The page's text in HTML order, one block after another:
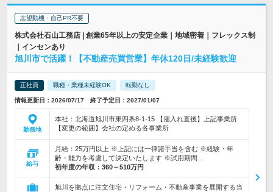
志望動機・自己PR不要
株式会社石山工務店 | 創業65年以上の安定企業｜地域密着｜フレックス制
｜インセンあり
旭川市で活躍！【不動産売買営業】年休120日/未経験歓迎
正社員 職種・業種未経験OK 転勤なし
情報更新日：2026/07/17 終了予定日：2027/01/07
勤務地
本社：北海道旭川市東四条8-1-15 【雇入れ直後】上記事業所
【変更の範囲】会社の定める各事業所
給与
月給：25万円以上 ※上記には一律諸手当を含む ※経験・年
齢・能力を考慮して決定いたします ※試用期間…
初年度の年収： 360～510万円
旭川を拠点に注文住宅・リフォーム・不動産事業を展開する当